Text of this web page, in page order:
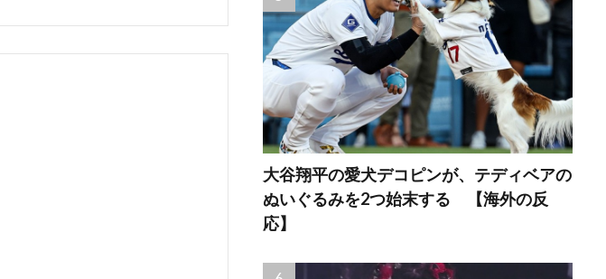
大谷翔平の愛犬デコピンが、テディベアの
ぬいぐるみを2つ始末する 【海外の反
応】